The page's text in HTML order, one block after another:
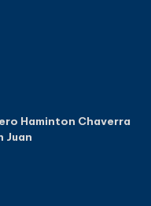
Haminton Chaverra
Juan